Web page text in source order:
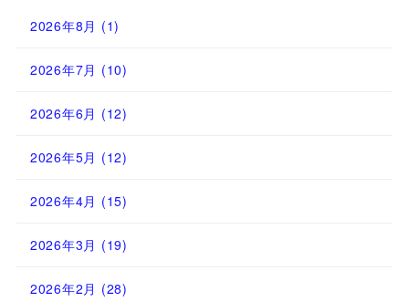
2026年8月 (1)
2026年7月 (10)
2026年6月 (12)
2026年5月 (12)
2026年4月 (15)
2026年3月 (19)
2026年2月 (28)